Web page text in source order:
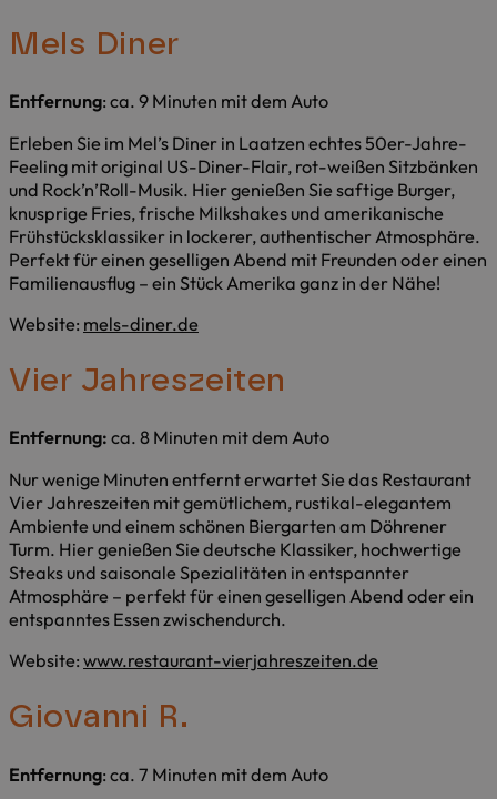
Mels Diner
Entfernung: ca. 9 Minuten mit dem Auto
Erleben Sie im Mel’s Diner in Laatzen echtes 50er-Jahre-
Feeling mit original US-Diner-Flair, rot-weißen Sitzbänken
und Rock’n’Roll-Musik. Hier genießen Sie saftige Burger,
knusprige Fries, frische Milkshakes und amerikanische
Frühstücksklassiker in lockerer, authentischer Atmosphäre.
Perfekt für einen geselligen Abend mit Freunden oder einen
Familienausflug – ein Stück Amerika ganz in der Nähe!
Website: mels-diner.de
Vier Jahreszeiten
Entfernung: ca. 8 Minuten mit dem Auto
Nur wenige Minuten entfernt erwartet Sie das Restaurant
Vier Jahreszeiten mit gemütlichem, rustikal-elegantem
Ambiente und einem schönen Biergarten am Döhrener
Turm. Hier genießen Sie deutsche Klassiker, hochwertige
Steaks und saisonale Spezialitäten in entspannter
Atmosphäre – perfekt für einen geselligen Abend oder ein
entspanntes Essen zwischendurch.
Website: www.restaurant-vierjahreszeiten.de
Giovanni R.
Entfernung: ca. 7 Minuten mit dem Auto